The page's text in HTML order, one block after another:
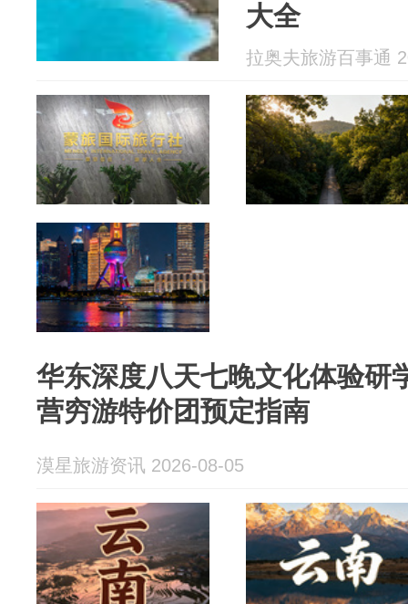
大全
拉奥夫旅游百事通
华东深度八天七晚文化体验研
营穷游特价团预定指南
漠星旅游资讯 2026-08-05